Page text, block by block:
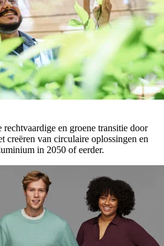
en groene transitie door
creëren van circulaire oplossingen en
in 2050 of eerder.